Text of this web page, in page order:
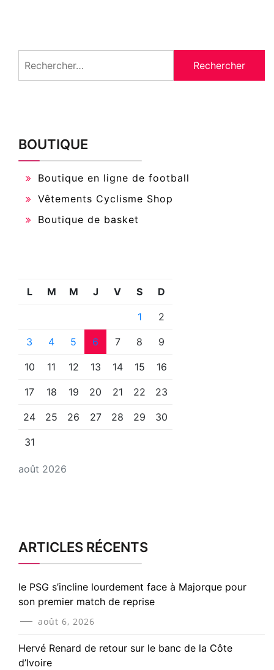
BOUTIQUE
Boutique en ligne de football
Vêtements Cyclisme Shop
Boutique de basket
août 2026
L M M J V S D
1 2
3 4 5 6 7 8 9
10 11 12 13 14 15 16
17 18 19 20 21 22 23
24 25 26 27 28 29 30
31
ARTICLES RÉCENTS
le PSG s’incline lourdement face à Majorque pour
son premier match de reprise
août 6, 2026
Hervé Renard de retour sur le banc de la Côte
d’Ivoire